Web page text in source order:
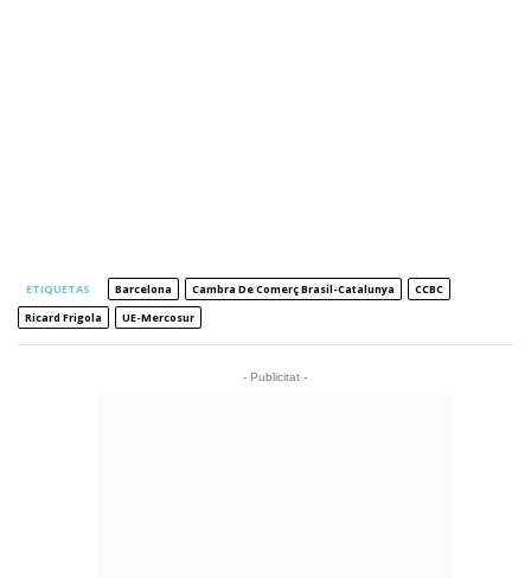
ETIQUETAS Barcelona Cambra De Comerç Brasil-Catalunya
CCBC
Ricard Frigola
UE-Mercosur
- Publicitat -